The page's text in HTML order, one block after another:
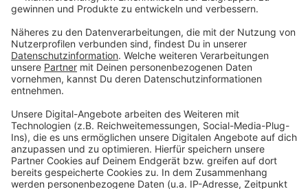
sammeln. Bitte lesen Sie die
Nutzung des Service zu, um dieses
Video anzusehen.
Mehr Informationen
Akzeptieren
powered byUsercentrics Consent
Management Platform
Michael Patrick Kelly - Beautiful Madness (Official
Video)
Anzeige